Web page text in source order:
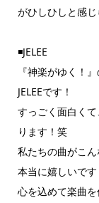
がひしひしと感じ
◾️JELEE
『神楽がゆく！
JELEEです！
すっごく面白く
ります！笑
私たちの曲がこ
本当に嬉しいです
心を込めて楽曲